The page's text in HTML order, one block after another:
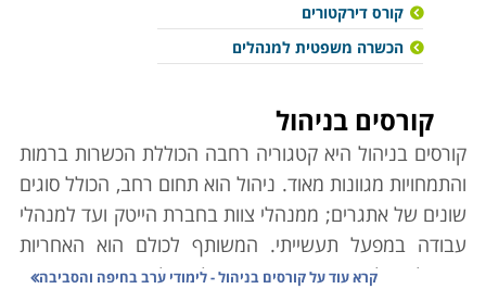
קורס דירקטורים
הכשרה משפטית למנהלים
קורסים בניהול
קורסים בניהול היא קטגוריה רחבה הכוללת הכשרות ברמות
והתמחויות מגוונות מאוד. ניהול הוא תחום רחב, הכולל סוגים
שונים של אתגרים; ממנהלי צוות בחברת הייטק ועד למנהלי
עבודה במפעל תעשייתי. המשותף לכולם הוא האחריות
המוטלת על כתפיהם - שאותו תהליך עליו הם אחראים יצא
קרא עוד עלקורסים בניהול - לימודי ערב בחיפה והסביבה